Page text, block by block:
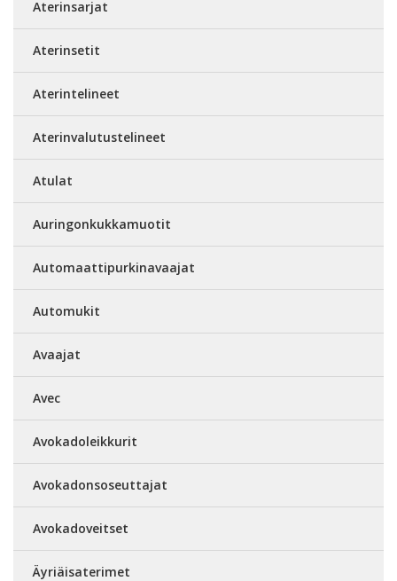
Aterinsarjat
Aterinsetit
Aterintelineet
Aterinvalutustelineet
Atulat
Auringonkukkamuotit
Automaattipurkinavaajat
Automukit
Avaajat
Avec
Avokadoleikkurit
Avokadonsoseuttajat
Avokadoveitset
Äyriäisaterimet